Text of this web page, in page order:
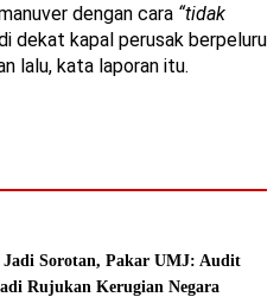
dengan cara “tidak
dekat kapal perusak berpeluru
lalu, kata laporan itu.
Jadi Sorotan, Pakar UMJ: Audit
Rujukan Kerugian Negara